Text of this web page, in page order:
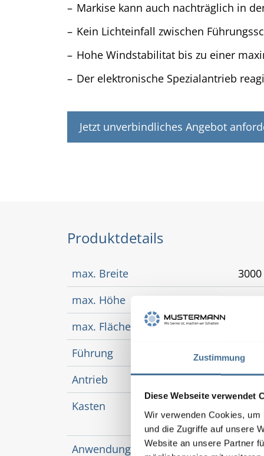
Zustimmung
Diese Webseite verwendet
Wir verwenden Cookies,
und die Zugriffe auf unsere
Website an unsere Partner
Markise kann auch nachträglich in
Kein Lichteinfall zwischen
Hohe Windstabilitat bis zu einer
Der elektronische Spezialantrieb
Jetzt unverbindliches Angebot
Produktdetails
max. Breite
max. Höhe
max. Fläche
Führung
Antrieb
Kasten
für
Anwendungsbereich
bei